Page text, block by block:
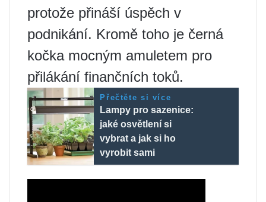
protože přináší úspěch v
podnikání. Kromě toho je černá
kočka mocným amuletem pro
přilákání finančních toků.
Přečtěte si více
Lampy pro sazenice:
jaké osvětlení si
vybrat a jak si ho
vyrobit sami